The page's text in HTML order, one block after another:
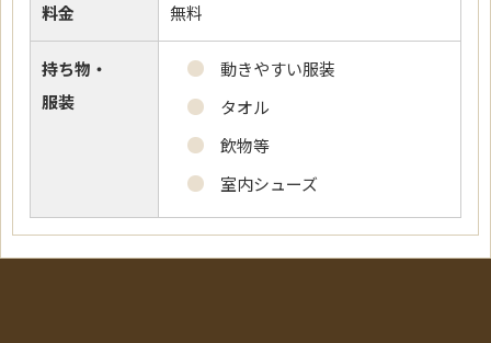
料金 無料
持ち物・
服装
動きやすい服装
タオル
飲物等
室内シューズ